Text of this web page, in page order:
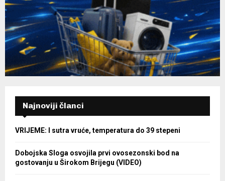
Najnoviji članci
VRIJEME: I sutra vruće, temperatura do 39 stepeni
Dobojska Sloga osvojila prvi ovosezonski bod na
gostovanju u Širokom Brijegu (VIDEO)